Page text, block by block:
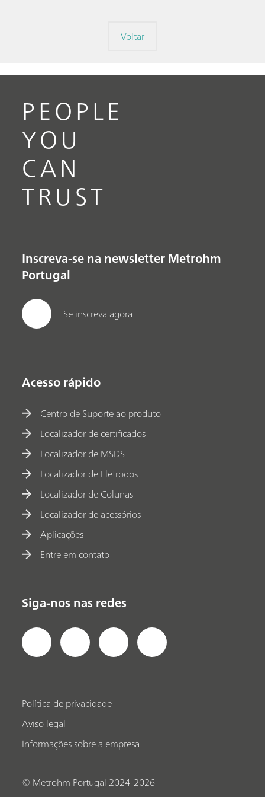
Voltar
PEOPLE
YOU
CAN
TRUST
Inscreva-se na newsletter Metrohm
Portugal
Se inscreva agora
Acesso rápido
Centro de Suporte ao produto
Localizador de certificados
Localizador de MSDS
Localizador de Eletrodos
Localizador de Colunas
Localizador de acessórios
Aplicações
Entre em contato
Siga-nos nas redes
Política de privacidade
Aviso legal
Informações sobre a empresa
© Metrohm Portugal 2024-2026